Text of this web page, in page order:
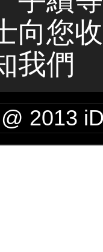
向您
我們
2013